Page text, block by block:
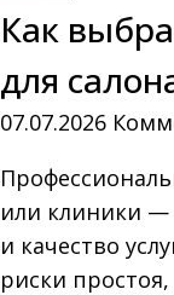
Как
для
07.07.2026
или клиники —
и качество
риски